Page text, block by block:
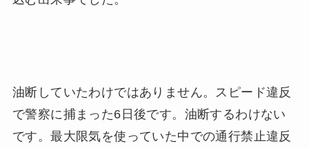
油断していたわけではありません。スピード違反
で警察に捕まった6日後です。油断するわけない
です。最大限気を使っていた中での通行禁止違反